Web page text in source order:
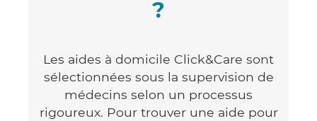
?
Les aides à domicile Click&Care sont
sélectionnées sous la supervision de
médecins selon un processus
rigoureux. Pour trouver une aide pour